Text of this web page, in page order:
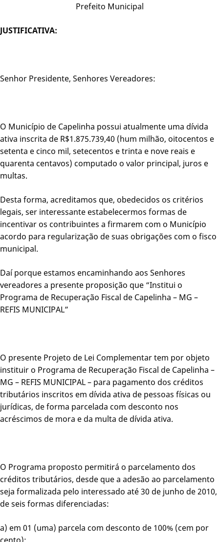
Prefeito Municipal
JUSTIFICATIVA:
Senhor Presidente, Senhores Vereadores:
O Município de Capelinha possui atualmente uma dívida
ativa inscrita de R$1.875.739,40 (hum milhão, oitocentos e
setenta e cinco mil, setecentos e trinta e nove reais e
quarenta centavos) computado o valor principal, juros e
multas.
Desta forma, acreditamos que, obedecidos os critérios
legais, ser interessante estabelecermos formas de
incentivar os contribuintes a firmarem com o Município
acordo para regularização de suas obrigações com o fisco
municipal.
Daí porque estamos encaminhando aos Senhores
vereadores a presente proposição que “Institui o
Programa de Recuperação Fiscal de Capelinha – MG –
REFIS MUNICIPAL”
O presente Projeto de Lei Complementar tem por objeto
instituir o Programa de Recuperação Fiscal de Capelinha –
MG – REFIS MUNICIPAL – para pagamento dos créditos
tributários inscritos em dívida ativa de pessoas físicas ou
jurídicas, de forma parcelada com desconto nos
acréscimos de mora e da multa de dívida ativa.
O Programa proposto permitirá o parcelamento dos
créditos tributários, desde que a adesão ao parcelamento
seja formalizada pelo interessado até 30 de junho de 2010,
de seis formas diferenciadas:
a) em 01 (uma) parcela com desconto de 100% (cem por